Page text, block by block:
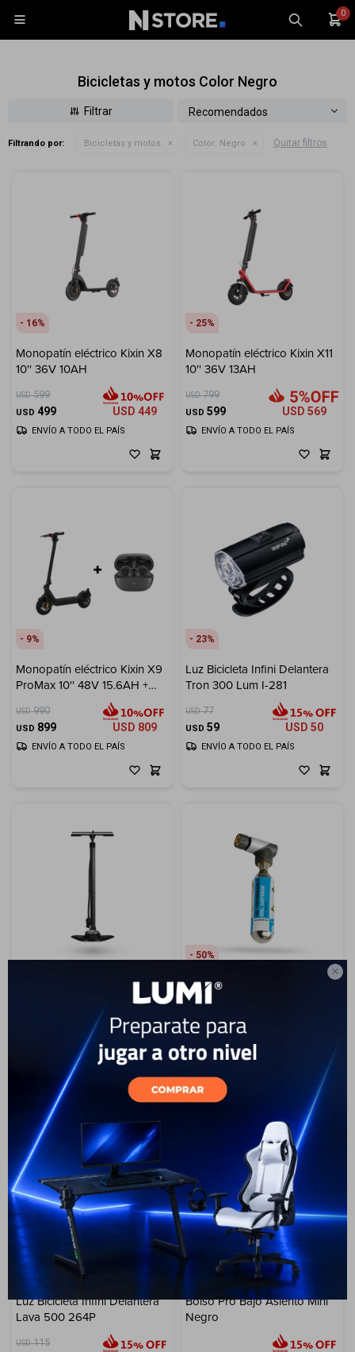

0

Bicicletas y motos Color Negro
Recomendados
Filtrando por: Bicicletas y motos Color: Negro Quitar filtros
16
Monopatín eléctrico Kixin X8
10'' 36V 10AH
USD 599
USD 499 USD 449
ENVÍO A TODO EL PAÍS
25
Monopatín eléctrico Kixin X11
10'' 36V 13AH
USD 799
USD 599 USD 569
ENVÍO A TODO EL PAÍS
9
Monopatín eléctrico Kixin X9
ProMax 10'' 48V 15.6AH +
Buds Havit de regalo
USD 990
USD 899 USD 809
ENVÍO A TODO EL PAÍS
23
Luz Bicicleta Infini Delantera
Tron 300 Lum I-281
USD 77
USD 59 USD 50
ENVÍO A TODO EL PAÍS
Inflador Pro De Pie Team
ENVÍO A TODO EL PAÍS
50
Inflador Pro Regulador CO2
USD 40
ENVÍO A TODO EL PAÍS
13
Luz Bicicleta Infini Delantera
Lava 500 264P
USD 115
Bolso Pro Bajo Asiento Mini
Negro
TV y Audio
Movilidad